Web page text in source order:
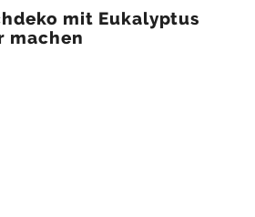
mit Eukalyptus
machen